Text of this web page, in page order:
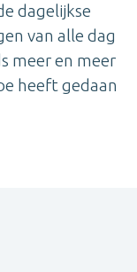
dagelijkse
van alle dag
meer en meer
heeft gedaan